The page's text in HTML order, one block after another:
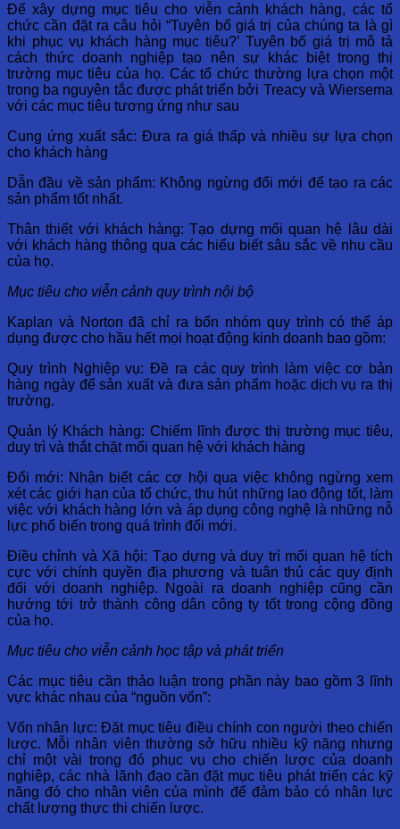
Để xây dựng mục tiêu cho viễn cảnh khách hàng, các tổ
chức cần đặt ra câu hỏi “Tuyên bố giá trị của chúng ta là gì
khi phục vụ khách hàng mục tiêu?’ Tuyên bố giá trị mô tả
cách thức doanh nghiệp tạo nên sự khác biệt trong thị
trường mục tiêu của họ. Các tổ chức thường lựa chọn một
trong ba nguyên tắc được phát triển bởi Treacy và Wiersema
với các mục tiêu tương ứng như sau
Cung ứng xuất sắc: Đưa ra giá thấp và nhiều sự lựa chọn
cho khách hàng
Dẫn đầu về sản phẩm: Không ngừng đổi mới để tạo ra các
sản phẩm tốt nhất.
Thân thiết với khách hàng: Tạo dựng mối quan hệ lâu dài
với khách hàng thông qua các hiểu biết sâu sắc về nhu cầu
của họ.
Mục tiêu cho viễn cảnh quy trình nội bộ
Kaplan và Norton đã chỉ ra bốn nhóm quy trình có thể áp
dụng được cho hầu hết mọi hoạt động kinh doanh bao gồm:
Quy trình Nghiệp vụ: Đề ra các quy trình làm việc cơ bản
hàng ngày để sản xuất và đưa sản phẩm hoặc dịch vụ ra thị
trường.
Quản lý Khách hàng: Chiếm lĩnh được thị trường mục tiêu,
duy trì và thắt chặt mối quan hệ với khách hàng
Đổi mới: Nhận biết các cơ hội qua việc không ngừng xem
xét các giới hạn của tổ chức, thu hút những lao động tốt, làm
việc với khách hàng lớn và áp dụng công nghệ là những nỗ
lực phổ biến trong quá trình đổi mới.
Điều chỉnh và Xã hội: Tạo dựng và duy trì mối quan hệ tích
cực với chính quyền địa phương và tuân thủ các quy định
đối với doanh nghiệp. Ngoài ra doanh nghiệp cũng cần
hướng tới trở thành công dân công ty tốt trong cộng đồng
của họ.
Mục tiêu cho viễn cảnh học tập và phát triển
Các mục tiêu cần thảo luận trong phần này bao gồm 3 lĩnh
vực khác nhau của “nguồn vốn”:
Vốn nhân lực: Đặt mục tiêu điều chính con người theo chiến
lược. Mỗi nhân viên thường sở hữu nhiều kỹ năng nhưng
chỉ một vài trong đó phục vụ cho chiến lược của doanh
nghiệp, các nhà lãnh đạo cần đặt mục tiêu phát triển các kỹ
năng đó cho nhân viên của mình để đảm bảo có nhân lực
chất lượng thực thi chiến lược.